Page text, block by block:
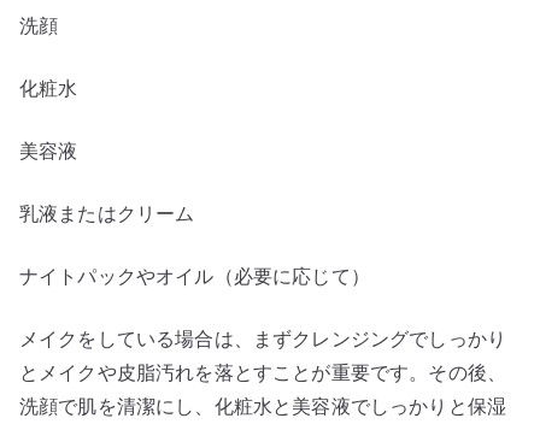
洗顔
化粧水
美容液
乳液またはクリーム
ナイトパックやオイル（必要に応じて）
メイクをしている場合は、まずクレンジングでしっかり
とメイクや皮脂汚れを落とすことが重要です。その後、
洗顔で肌を清潔にし、化粧水と美容液でしっかりと保湿